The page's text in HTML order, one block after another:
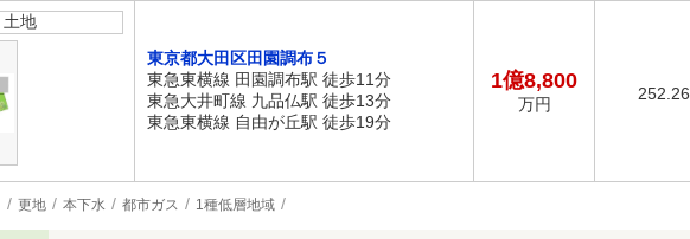
土地
東京都大田区田園調布５
東急東横線 田園調布駅 徒歩11分
東急大井町線 九品仏駅 徒歩13分
東急東横線 自由が丘駅 徒歩19分
1億8,800
万円
更地 本下水 都市ガス 1種低層地域